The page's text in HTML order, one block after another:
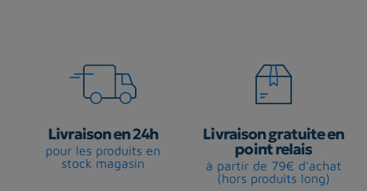
Livraison en 24h
pour les produits en
stock magasin
Livraison gratuite en
point relais
à partir de 79€ d'achat
(hors produits long)